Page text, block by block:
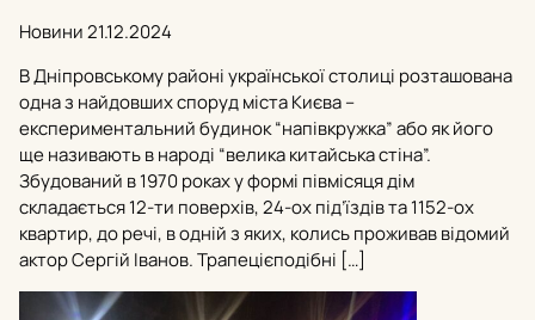
Новини21.12.2024
В Дніпровському районі української столиці розташована
одна з найдовших споруд міста Києва –
експериментальний будинок “напівкружка” або як його
ще називають в народі “велика китайська стіна”.
Збудований в 1970 роках у формі півмісяця дім
складається 12-ти поверхів, 24-ох під’їздів та 1152-ох
квартир, до речі, в одній з яких, колись проживав відомий
актор Сергій Іванов. Трапецієподібні […]